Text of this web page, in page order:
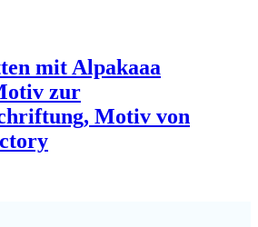
mit Alpakaaa
zur
Motiv von